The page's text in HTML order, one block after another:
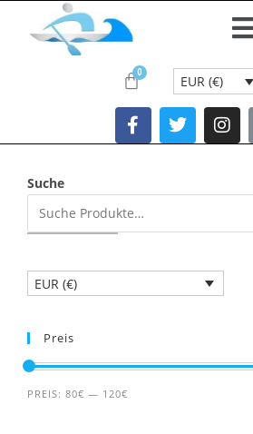
EUR (€)
Suche
EUR (€)
Preis
PREIS: 80€ — 120€